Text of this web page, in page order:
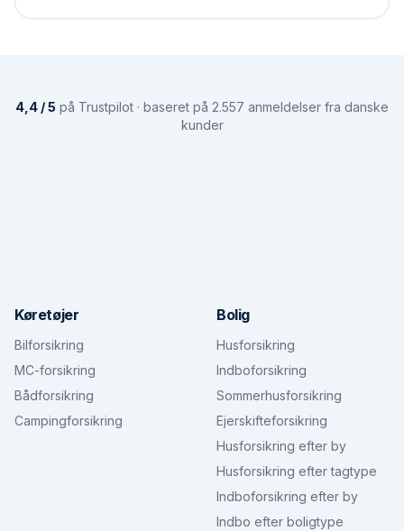
4,4 / 5 på Trustpilot · baseret på 2.557 anmeldelser fra danske
kunder
Køretøjer
Bilforsikring
MC-forsikring
Bådforsikring
Campingforsikring
Bolig
Husforsikring
Indboforsikring
Sommerhusforsikring
Ejerskifteforsikring
Husforsikring efter by
Husforsikring efter tagtype
Indboforsikring efter by
Indbo efter boligtype